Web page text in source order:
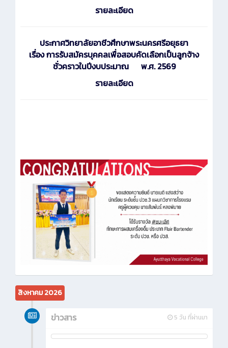
รายละเอียด
ประกาศวิทยาลัยอาชีวศึกษาพระนครศรีอยุธยา
เรื่อง การรับสมัครบุคคลเพื่อสอบคัดเลือกเป็นลูกจ้าง
ชั่วคราวในปีงบประมาณ พ.ศ. 2569
รายละเอียด
สิงหาคม 2026
5 วัน ที่ผ่านมา
ข่าวสาร